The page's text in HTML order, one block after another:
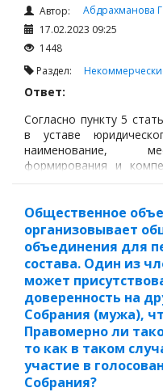
Автор:
Абдрахманова
17.02.2023 09:25
1448
Раздел:
Ответ:
Согласно пункту 5
в уставе
наименование,
формирования и
реорганизации и
Общественное
организовывает
объединения для
состава. Один из
может
доверенность на
Собрания (мужа),
Правомерно ли
то как в таком
участие в
Собрания?